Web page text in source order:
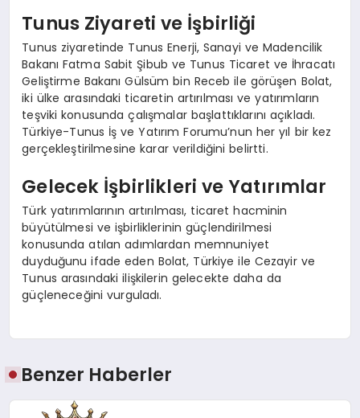
Tunus Ziyareti ve İşbirliği
Tunus ziyaretinde Tunus Enerji, Sanayi ve Madencilik
Bakanı Fatma Sabit Şibub ve Tunus Ticaret ve İhracatı
Geliştirme Bakanı Gülsüm bin Receb ile görüşen Bolat,
iki ülke arasındaki ticaretin artırılması ve yatırımların
teşviki konusunda çalışmalar başlattıklarını açıkladı.
Türkiye-Tunus İş ve Yatırım Forumu’nun her yıl bir kez
gerçekleştirilmesine karar verildiğini belirtti.
Gelecek İşbirlikleri ve Yatırımlar
Türk yatırımlarının artırılması, ticaret hacminin
büyütülmesi ve işbirliklerinin güçlendirilmesi
konusunda atılan adımlardan memnuniyet
duyduğunu ifade eden Bolat, Türkiye ile Cezayir ve
Tunus arasındaki ilişkilerin gelecekte daha da
güçleneceğini vurguladı.
Benzer Haberler